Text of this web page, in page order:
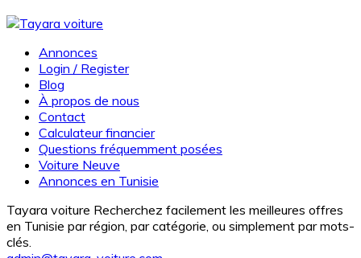
Annonces
Login / Register
Blog
À propos de nous
Contact
Calculateur financier
Questions fréquemment posées
Voiture Neuve
Annonces en Tunisie
Tayara voiture Recherchez facilement les meilleures offres
en Tunisie par région, par catégorie, ou simplement par mots-
clés.